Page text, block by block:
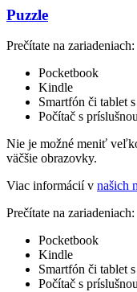
Puzzle
Prečítate na zariadeniach:
Pocketbook
Kindle
Smartfón či tablet
Počítač s
Nie je možné meniť
väčšie obrazovky.
Viac informácií v našich
Prečítate na zariadeniach:
Pocketbook
Kindle
Smartfón či tablet
Počítač s